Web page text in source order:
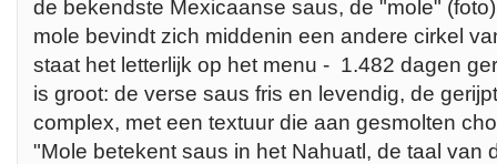
de bekendste Mexicaanse saus, de "mole"
mole bevindt zich middenin een andere cirkel
staat het letterlijk op het menu - 1.482 dagen
is groot: de verse saus fris en levendig, de
complex, met een textuur die aan gesmolten
"Mole betekent saus in het Nahuatl, de taal van